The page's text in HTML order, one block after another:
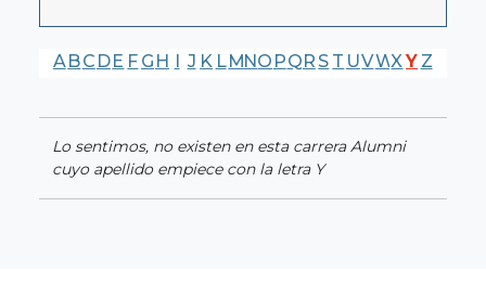
A BC DE F G H I J K LMNO PQR S T UVWX Y Z
Lo sentimos, no existen en esta carrera Alumni
cuyo apellido empiece con la letra Y